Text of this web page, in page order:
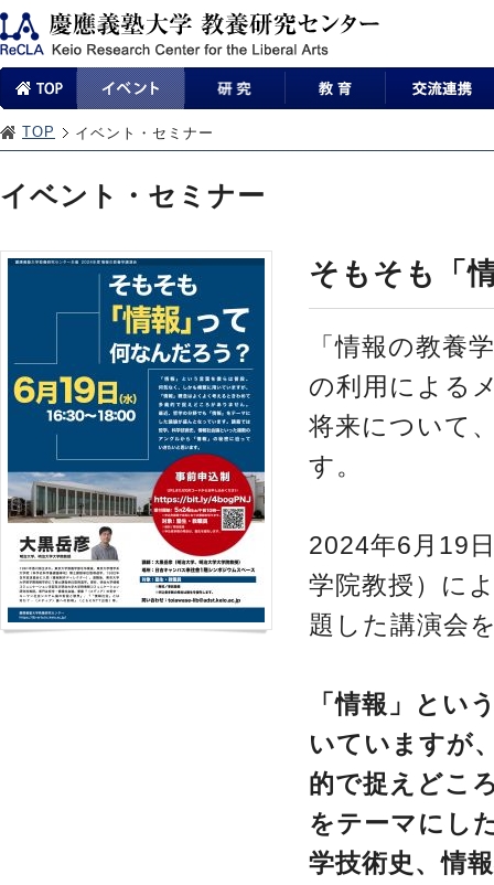
TOP イベント・セミナー
イベント・セミナー
そもそも「
「情報の教養
の利用による
将来について
す。
2024年6月19
学院教授）に
題した講演会
「情報」とい
いていますが
的で捉えどこ
をテーマにし
学技術史、情